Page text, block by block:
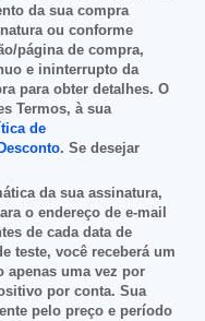
da sua compra
ou conforme
página de compra,
e ininterrupto da
para obter detalhes. O
Termos, à sua
de
. Se desejar
da sua assinatura,
o endereço de e-mail
de cada data de
teste, você receberá um
apenas uma vez por
por conta. Sua
pelo preço e período